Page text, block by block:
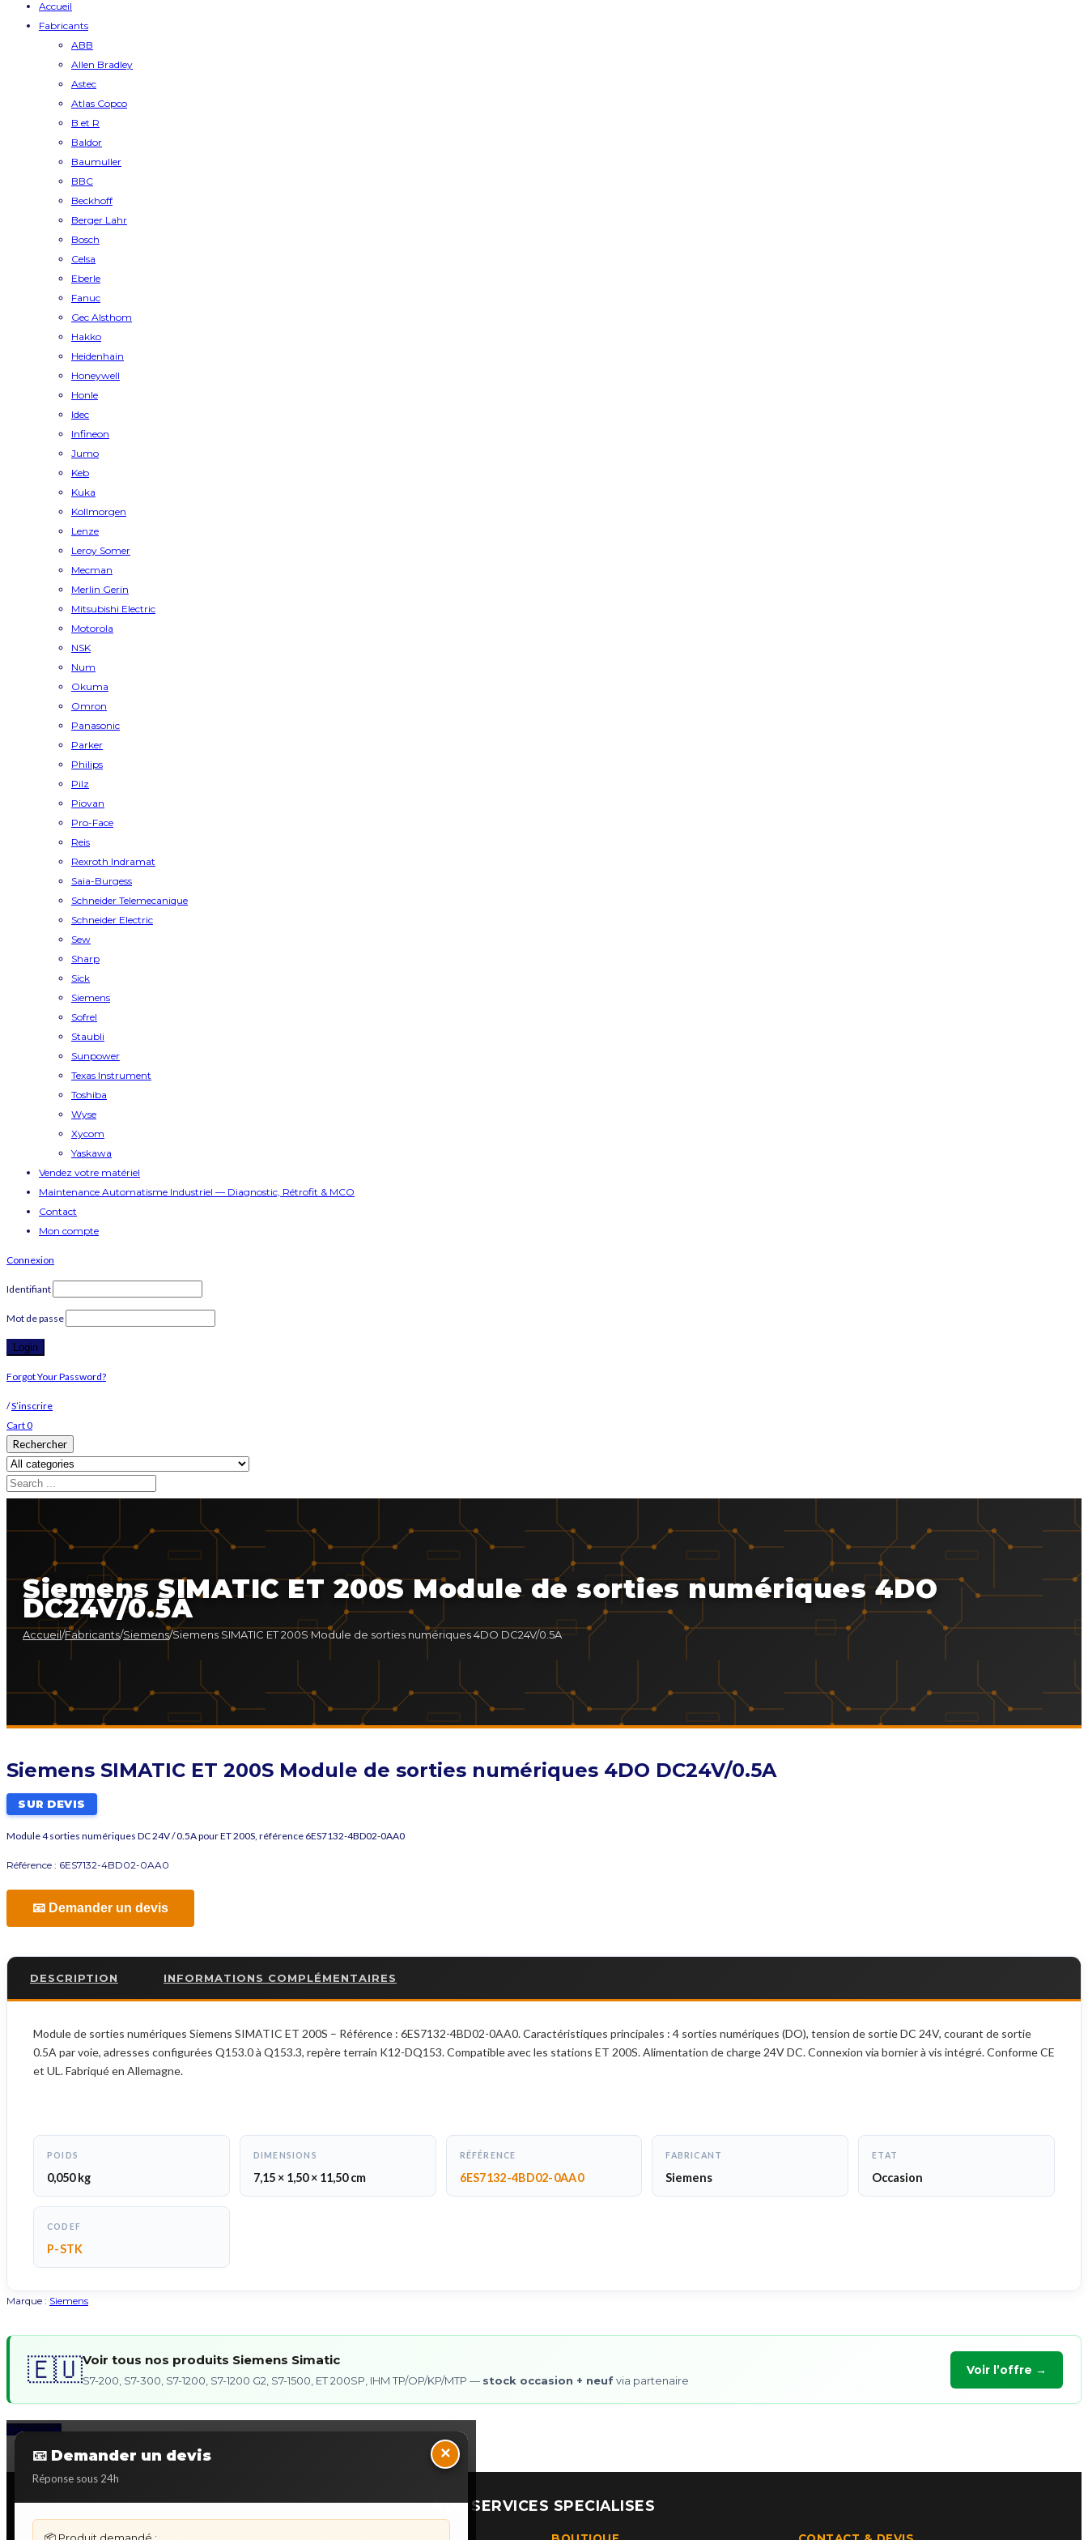
Accueil
Fabricants
ABB
Allen Bradley
Astec
Atlas Copco
B et R
Baldor
Baumuller
BBC
Beckhoff
Berger Lahr
Bosch
Celsa
Eberle
Fanuc
Gec Alsthom
Hakko
Heidenhain
Honeywell
Honle
Idec
Infineon
Jumo
Keb
Kuka
Kollmorgen
Lenze
Leroy Somer
Mecman
Merlin Gerin
Mitsubishi Electric
Motorola
NSK
Num
Okuma
Omron
Panasonic
Parker
Philips
Pilz
Piovan
Pro-Face
Reis
Rexroth Indramat
Saia-Burgess
Schneider Telemecanique
Schneider Electric
Sew
Sharp
Sick
Siemens
Sofrel
Staubli
Sunpower
Texas Instrument
Toshiba
Wyse
Xycom
Yaskawa
Vendez votre matériel
Maintenance Automatisme Industriel — Diagnostic, Rétrofit & MCO
Contact
Mon compte
Connexion
Identifiant
Mot de passe
Forgot Your Password?
/S’inscrire
Cart0
Rechercher
Siemens SIMATIC ET 200S Module de sorties numériques 4DO
DC24V/0.5A
Accueil/Fabricants/Siemens/Siemens SIMATIC ET 200S Module de sorties numériques 4DO DC24V/0.5A
Siemens SIMATIC ET 200S Module de sorties numériques 4DO DC24V/0.5A
SUR DEVIS
Module 4 sorties numériques DC 24V / 0.5A pour ET 200S, référence 6ES7132-4BD02-0AA0
Référence : 6ES7132-4BD02-0AA0
📧 Demander un devis
DESCRIPTION INFORMATIONS COMPLÉMENTAIRES
Module de sorties numériques Siemens SIMATIC ET 200S – Référence : 6ES7132-4BD02-0AA0. Caractéristiques principales : 4 sorties numériques (DO), tension de sortie DC 24V, courant de sortie
0.5A par voie, adresses configurées Q153.0 à Q153.3, repère terrain K12-DQ153. Compatible avec les stations ET 200S. Alimentation de charge 24V DC. Connexion via bornier à vis intégré. Conforme CE
et UL. Fabriqué en Allemagne.
POIDS
0,050 kg
DIMENSIONS
7,15 × 1,50 × 11,50 cm
RÉFÉRENCE
6ES7132-4BD02-0AA0
FABRICANT
Siemens
ETAT
Occasion
CODEF
P-STK
Marque : Siemens
🇪🇺Voir tous nos produits Siemens Simatic
S7-200, S7-300, S7-1200, S7-1200 G2, S7-1500, ET 200SP, IHM TP/OP/KP/MTP — stock occasion + neufvia partenaire
Voir l’offre →
📧 Demander un devis
Réponse sous 24h
×
Back to Top
NOS SERVICES SPECIALISES